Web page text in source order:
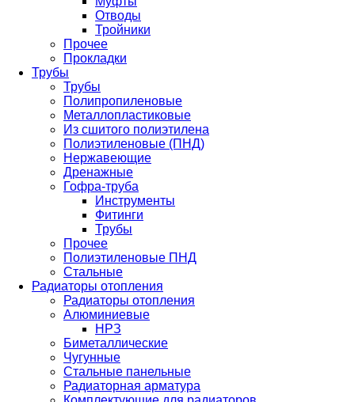
Отводы
Тройники
Прочее
Прокладки
Трубы
Трубы
Полипропиленовые
Металлопластиковые
Из сшитого полиэтилена
Полиэтиленовые (ПНД)
Нержавеющие
Дренажные
Гофра-труба
Инструменты
Фитинги
Трубы
Прочее
Полиэтиленовые ПНД
Стальные
Радиаторы отопления
Радиаторы отопления
Алюминиевые
НРЗ
Биметаллические
Чугунные
Стальные панельные
Радиаторная арматура